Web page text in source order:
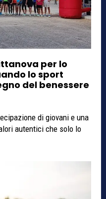
per lo
lo sport
del benessere
di giovani e una
autentici che solo lo